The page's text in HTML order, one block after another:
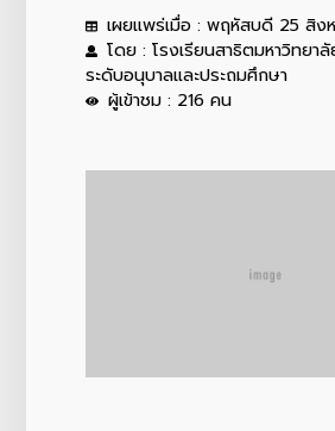
เผยแพร่เมื่อ : พฤหัสบดี 25 สิง
โดย : โรงเรียนสาธิตมหาวิทยาลั
ระดับอนุบาลและประถมศึกษา
ผู้เข้าชม : 216 คน